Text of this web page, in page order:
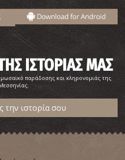
ΙΣΤΟΡΙΑΣ ΜΑΣ
παράδοσης και κληρονομιάς της
την ιστορία σου